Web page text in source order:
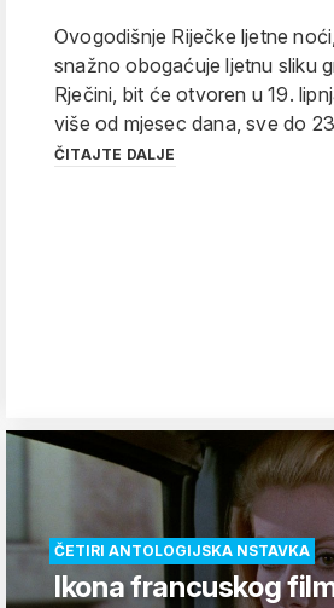
Ovogodišnje Riječke ljetne
snažno obogaćuje ljetnu sliku
Rječini, bit će otvoren u 19.
više od mjesec dana, sve do
ČITAJTE DALJE
ČETIRI ANTOLOGIJSKA NSTAVKA
Ikona francuskog